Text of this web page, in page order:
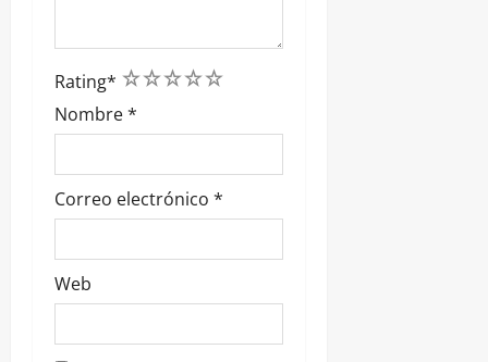
Rating* 5
4
3
2
1
Nombre*
Correo electrónico *
Web